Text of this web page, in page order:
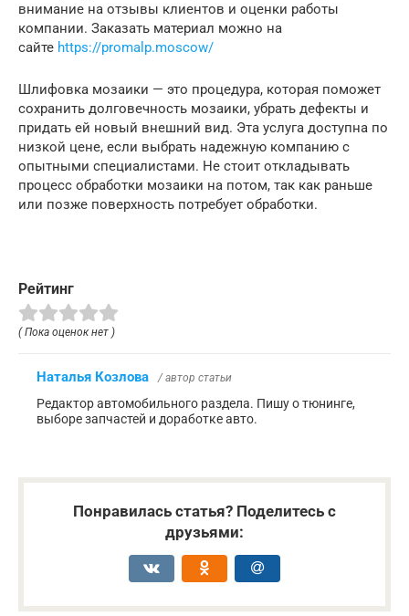
внимание на отзывы клиентов и оценки работы
компании. Заказать материал можно на
сайте https://promalp.moscow/
Шлифовка мозаики — это процедура, которая поможет
сохранить долговечность мозаики, убрать дефекты и
придать ей новый внешний вид. Эта услуга доступна по
низкой цене, если выбрать надежную компанию с
опытными специалистами. Не стоит откладывать
процесс обработки мозаики на потом, так как раньше
или позже поверхность потребует обработки.
Рейтинг
( Пока оценок нет )
Наталья Козлова / автор статьи
Редактор автомобильного раздела. Пишу о тюнинге,
выборе запчастей и доработке авто.
Понравилась статья? Поделитесь с
друзьями: